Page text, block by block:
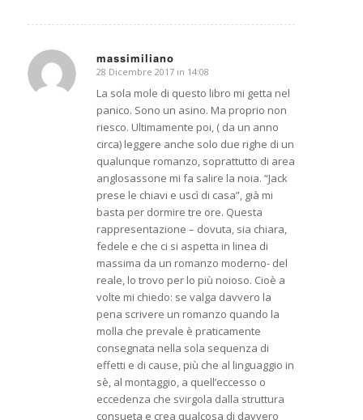
massimiliano
dice:
28 Dicembre 2017 in 14:08
La sola mole di questo libro mi getta nel
panico. Sono un asino. Ma proprio non
riesco. Ultimamente poi, ( da un anno
circa) leggere anche solo due righe di un
qualunque romanzo, soprattutto di area
anglosassone mi fa salire la noia. “Jack
prese le chiavi e uscì di casa”, già mi
basta per dormire tre ore. Questa
rappresentazione – dovuta, sia chiara,
fedele e che ci si aspetta in linea di
massima da un romanzo moderno- del
reale, lo trovo per lo più noioso. Cioè a
volte mi chiedo: se valga davvero la
pena scrivere un romanzo quando la
molla che prevale è praticamente
consegnata nella sola sequenza di
effetti e di cause, più che al linguaggio in
sè, al montaggio, a quell’eccesso o
eccedenza che svirgola dalla struttura
consueta e crea qualcosa di davvero